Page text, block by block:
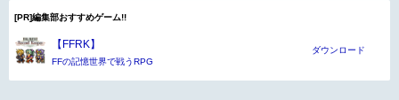
[PR]編集部おすすめゲーム!!
【FFRK】
FFの記憶世界で戦うRPG
ダウンロード